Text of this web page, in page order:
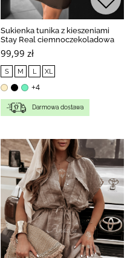
Sukienka tunika z kieszeniami
Stay Real ciemnoczekoladowa
99,99 zł
S M L XL
+4
Darmowa dostawa